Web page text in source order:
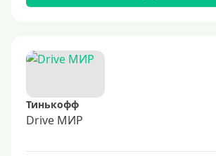
Тинькофф
Drive МИР